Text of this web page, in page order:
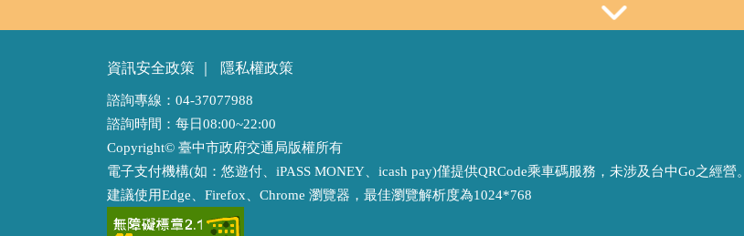
資訊安全政策 隱私權政策
諮詢專線：04-37077988
諮詢時間：每日08:00~22:00
Copyright© 臺中市政府交通局版權所有
電子支付機構(如：悠遊付、iPASS MONEY、icash pay)僅提供QRCode乘車碼服務，未涉及台中Go之經營。
建議使用Edge、Firefox、Chrome 瀏覽器，最佳瀏覽解析度為1024*768